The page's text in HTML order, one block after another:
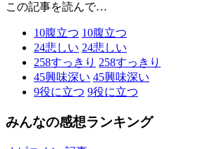
この記事を読んで…
10腹立つ 10腹立つ
24悲しい 24悲しい
258すっきり 258すっきり
45興味深い 45興味深い
9役に立つ 9役に立つ
みんなの感想ランキング